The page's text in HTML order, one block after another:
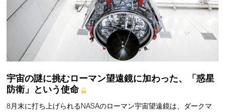
宇宙の謎に挑むローマン望遠鏡に加わった、「惑星
防衛」という使命
8月末に打ち上げられるNASAのローマン宇宙望遠鏡は、ダークマ